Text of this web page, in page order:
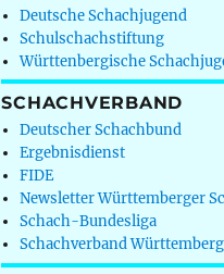
Deutsche Schachjugend
Schulschachstiftung
Württenbergische
SCHACHVERBAND
Deutscher Schachbund
Ergebnisdienst
FIDE
Newsletter Württemberger
Schach-Bundesliga
Schachverband Württemberg